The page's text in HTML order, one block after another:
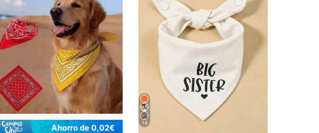
Ahorro de 0,02€ 14